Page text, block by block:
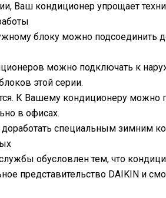
Ваш кондиционер упрощает
блоку можно подсоединить
можно подключать к
этой серии.
К Вашему кондиционеру можно
в офисах.
специальным зимним
обусловлен тем, что
представительство DAIKIN и